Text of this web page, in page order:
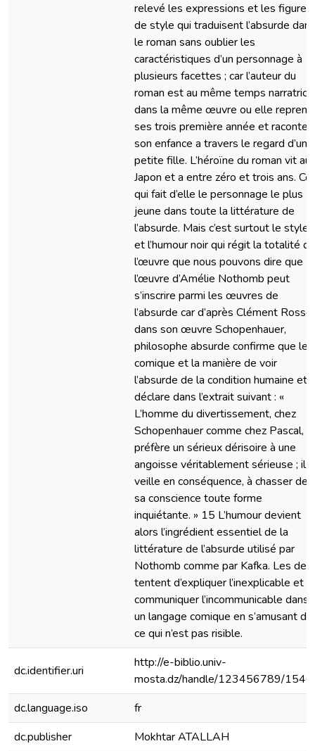
relevé les expressions et les figures
de style qui traduisent l’absurde dans
le roman sans oublier les
caractéristiques d’un personnage à
plusieurs facettes ; car l’auteur du
roman est au même temps narratrice
dans la même œuvre ou elle reprend
ses trois première année et raconte
son enfance a travers le regard d’une
petite fille. L’héroïne du roman vit au
Japon et a entre zéro et trois ans. Ce
qui fait d’elle le personnage le plus
jeune dans toute la littérature de
l’absurde. Mais c’est surtout le style
et l’humour noir qui régit la totalité de
l’œuvre que nous pouvons dire que
l’œuvre d’Amélie Nothomb peut
s’inscrire parmi les œuvres de
l’absurde car d’après Clément
dans son œuvre Schopenhauer,
philosophe absurde confirme que le
comique et la manière de voir
l’absurde de la condition humaine et
déclare dans l’extrait suivant : «
L’homme du divertissement, chez
Schopenhauer comme chez Pascal,
préfère un sérieux dérisoire à une
angoisse véritablement sérieuse ; il
veille en conséquence, à chasser de
sa conscience toute forme
inquiétante. » 15 L’humour devient
alors l’ingrédient essentiel de la
littérature de l’absurde utilisé par
Nothomb comme par Kafka. Les
tentent d’expliquer l’inexplicable et
communiquer l’incommunicable dans
un langage comique en s’amusant de
ce qui n’est pas risible.
dc.identifier.uri
http://e-biblio.univ-
mosta.dz/handle/123456789/
dc.language.iso
fr
dc.publisher
Mokhtar ATALLAH